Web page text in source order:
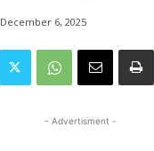
December 6, 2025
- Advertisment -